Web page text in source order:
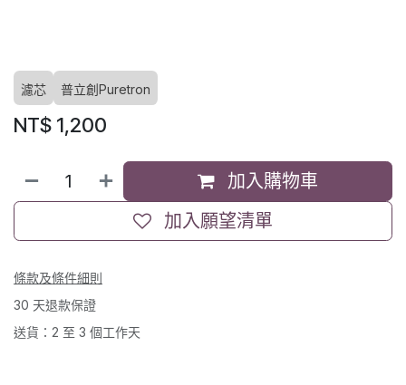
濾芯 普立創Puretron
NT$ 1,200
加入購物車
加入願望清單
條款及條件細則
30 天退款保證
送貨：2 至 3 個工作天